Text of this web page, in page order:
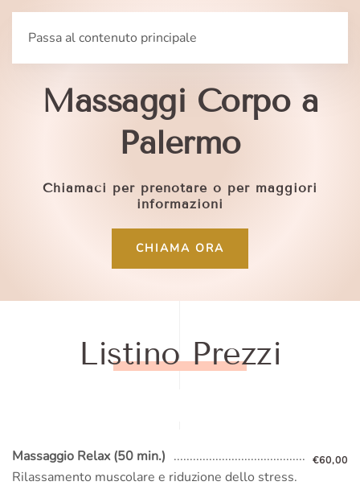
Passa al contenuto principale
Massaggi Corpo a
Palermo
Chiamaci per prenotare o per maggiori
informazioni
CHIAMA ORA
Listino Prezzi
Massaggio Relax (50 min.) €60,00
Rilassamento muscolare e riduzione dello stress.